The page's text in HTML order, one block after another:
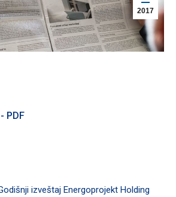
2017
PDF
izveštaj Energoprojekt Holding